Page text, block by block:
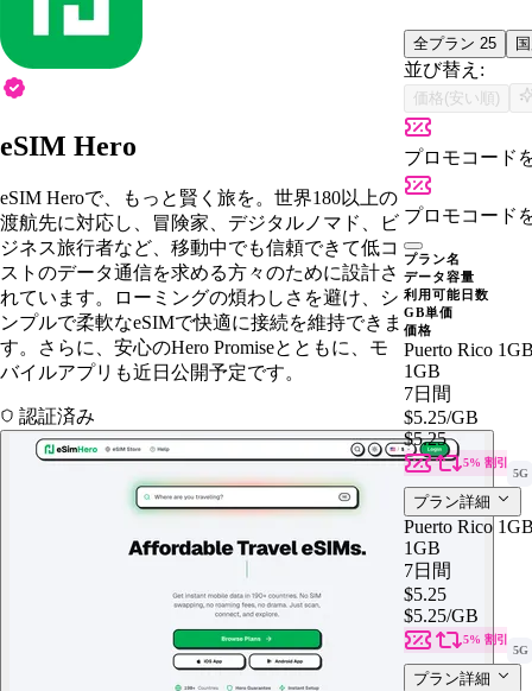
eSIM Hero
eSIM Heroで、もっと賢く旅を。世界180以上の
渡航先に対応し、冒険家、デジタルノマド、ビ
ジネス旅行者など、移動中でも信頼できて低コ
ストのデータ通信を求める方々のために設計さ
れています。ローミングの煩わしさを避け、シ
ンプルで柔軟なeSIMで快適に接続を維持できま
す。さらに、安心のHero Promiseとともに、モ
バイルアプリも近日公開予定です。
認証済み
全プラン 25
並び替え:
価格(安い順)
プロモコード
プロモコード
プラン名
データ容量
利用可能日数
GB単価
価格
Puerto Rico
1GB
7日間
$5.25/GB
$5.25
5% 割引
5G
プラン詳細
Puerto Rico
1GB
7日間
$5.25
$5.25/GB
5% 割引
5G
プラン詳細